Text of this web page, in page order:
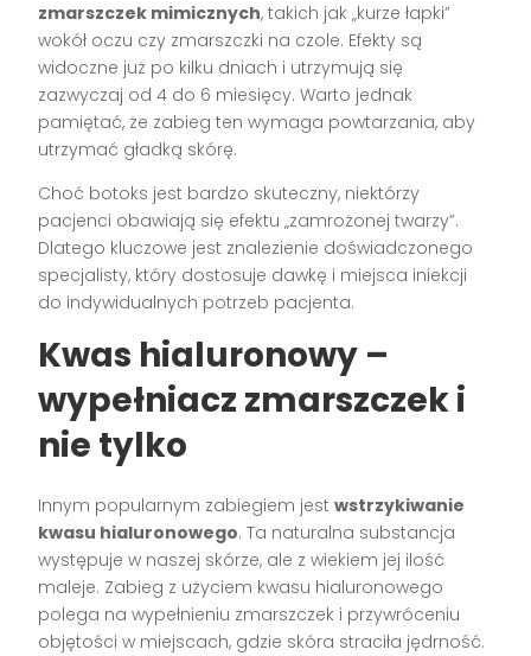
zmarszczek mimicznych, takich jak „kurze łapki”
wokół oczu czy zmarszczki na czole. Efekty są
widoczne już po kilku dniach i utrzymują się
zazwyczaj od 4 do 6 miesięcy. Warto jednak
pamiętać, że zabieg ten wymaga powtarzania, aby
utrzymać gładką skórę.
Choć botoks jest bardzo skuteczny, niektórzy
pacjenci obawiają się efektu „zamrożonej twarzy”.
Dlatego kluczowe jest znalezienie doświadczonego
specjalisty, który dostosuje dawkę i miejsca iniekcji
do indywidualnych potrzeb pacjenta.
Kwas hialuronowy –
wypełniacz zmarszczek i
nie tylko
Innym popularnym zabiegiem jestwstrzykiwanie
kwasu hialuronowego. Ta naturalna substancja
występuje w naszej skórze, ale z wiekiem jej ilość
maleje. Zabieg z użyciem kwasu hialuronowego
polega na wypełnieniu zmarszczek i przywróceniu
objętości w miejscach, gdzie skóra straciła jędrność.